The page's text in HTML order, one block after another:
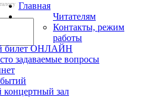
Главная
Читателям
Контакты, режим
работы
билет ОНЛАЙН
задаваемые вопросы
зал